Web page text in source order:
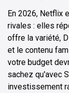
En 2026, Netflix
rivales : elles
offre la variété,
et le contenu
votre budget
sachez qu'avec
investissement